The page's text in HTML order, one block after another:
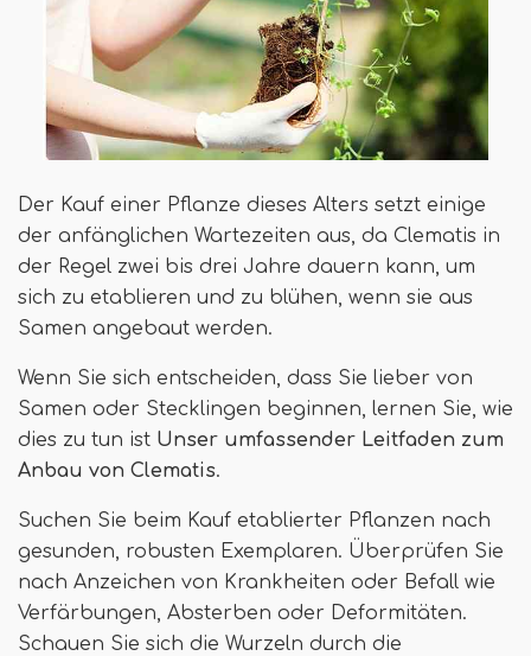
Der Kauf einer Pflanze dieses Alters setzt einige
der anfänglichen Wartezeiten aus, da Clematis in
der Regel zwei bis drei Jahre dauern kann, um
sich zu etablieren und zu blühen, wenn sie aus
Samen angebaut werden.
Wenn Sie sich entscheiden, dass Sie lieber von
Samen oder Stecklingen beginnen, lernen Sie, wie
dies zu tun ist Unser umfassender Leitfaden zum
Anbau von Clematis.
Suchen Sie beim Kauf etablierter Pflanzen nach
gesunden, robusten Exemplaren. Überprüfen Sie
nach Anzeichen von Krankheiten oder Befall wie
Verfärbungen, Absterben oder Deformitäten.
Schauen Sie sich die Wurzeln durch die